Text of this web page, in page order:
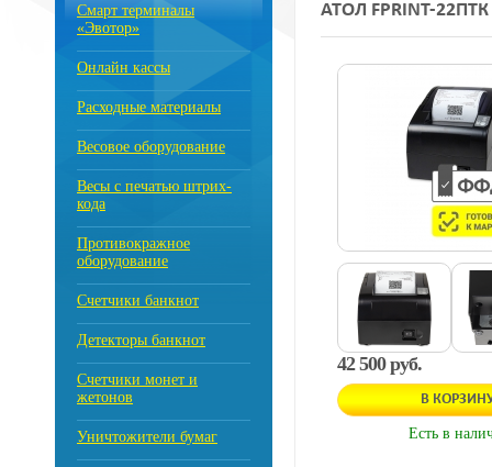
Смарт терминалы
«Эвотор»
Онлайн кассы
Расходные материалы
Весовое оборудование
Весы с печатью штрих-
кода
Противокражное
оборудование
Счетчики банкнот
Детекторы банкнот
Счетчики монет и
жетонов
Уничтожители бумаг
АТОЛ FPRINT-22ПТК
42 500 руб.
В
Есть в